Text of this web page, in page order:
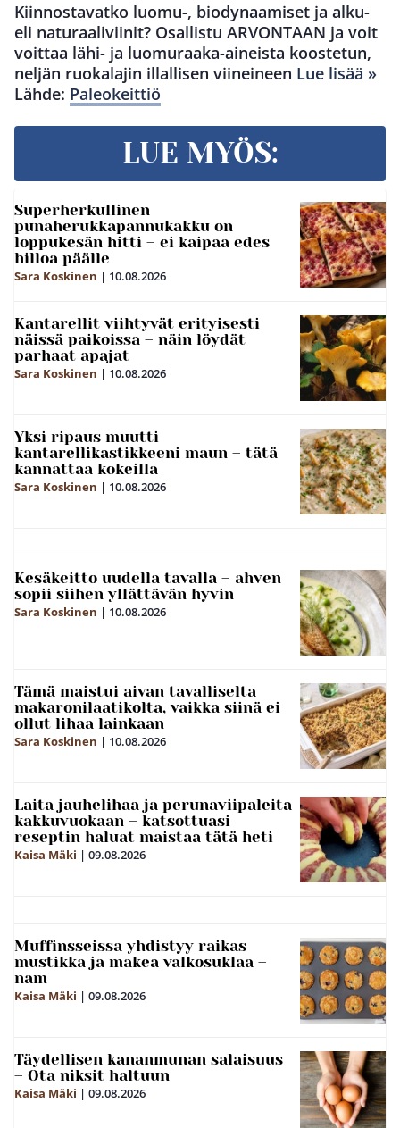
Kiinnostavatko luomu-, biodynaamiset ja alku-
eli naturaaliviinit? Osallistu ARVONTAAN ja voit
voittaa lähi- ja luomuraaka-aineista koostetun,
neljän ruokalajin illallisen viineineen Lue lisää »
Lähde: Paleokeittiö
LUE MYÖS:
Superherkullinen
punaherukkapannukakku on
loppukesän hitti – ei kaipaa edes
hilloa päälle
Sara Koskinen | 10.08.2026
Kantarellit viihtyvät erityisesti
näissä paikoissa – näin löydät
parhaat apajat
Sara Koskinen | 10.08.2026
Yksi ripaus muutti
kantarellikastikkeeni maun – tätä
kannattaa kokeilla
Sara Koskinen | 10.08.2026
Kesäkeitto uudella tavalla – ahven
sopii siihen yllättävän hyvin
Sara Koskinen | 10.08.2026
Tämä maistui aivan tavalliselta
makaronilaatikolta, vaikka siinä ei
ollut lihaa lainkaan
Sara Koskinen | 10.08.2026
Laita jauhelihaa ja perunaviipaleita
kakkuvuokaan – katsottuasi
reseptin haluat maistaa tätä heti
Kaisa Mäki | 09.08.2026
Muffinsseissa yhdistyy raikas
mustikka ja makea valkosuklaa –
nam
Kaisa Mäki | 09.08.2026
Täydellisen kananmunan salaisuus
– Ota niksit haltuun
Kaisa Mäki | 09.08.2026